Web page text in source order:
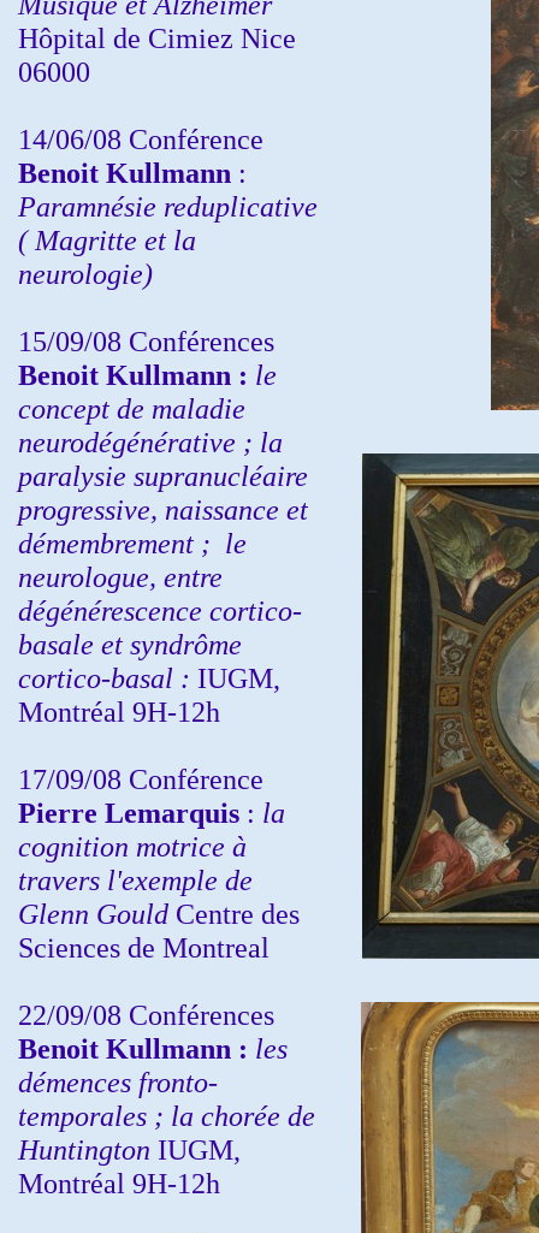
Hôpital de Cimiez Nice
06000
14/06/08 Conférence
Benoit Kullmann :
Paramnésie reduplicative
( Magritte et la
neurologie)
15/09/08 Conférences
Benoit Kullmann : le
concept de maladie
neurodégénérative ; la
paralysie supranucléaire
progressive, naissance et
démembrement ; le
neurologue, entre
dégénérescence cortico-
basale et syndrôme
cortico-basal : IUGM,
Montréal 9H-12h
17/09/08 Conférence
Pierre Lemarquis : la
cognition motrice à
travers l'exemple de
Glenn Gould Centre des
Sciences de Montreal
22/09/08 Conférences
Benoit Kullmann : les
démences fronto-
temporales ; la chorée de
Huntington IUGM,
Montréal 9H-12h